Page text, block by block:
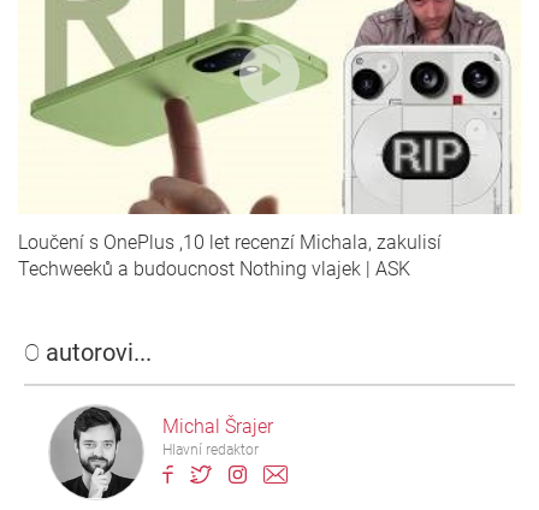
O autorovi...
Michal Šrajer
Hlavní redaktor
Loučení s OnePlus ,10 let recenzí Michala, zakulisí
Techweeků a budoucnost Nothing vlajek | ASK